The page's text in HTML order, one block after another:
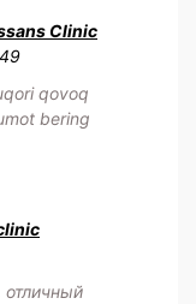
Clinic
qovoq
bering